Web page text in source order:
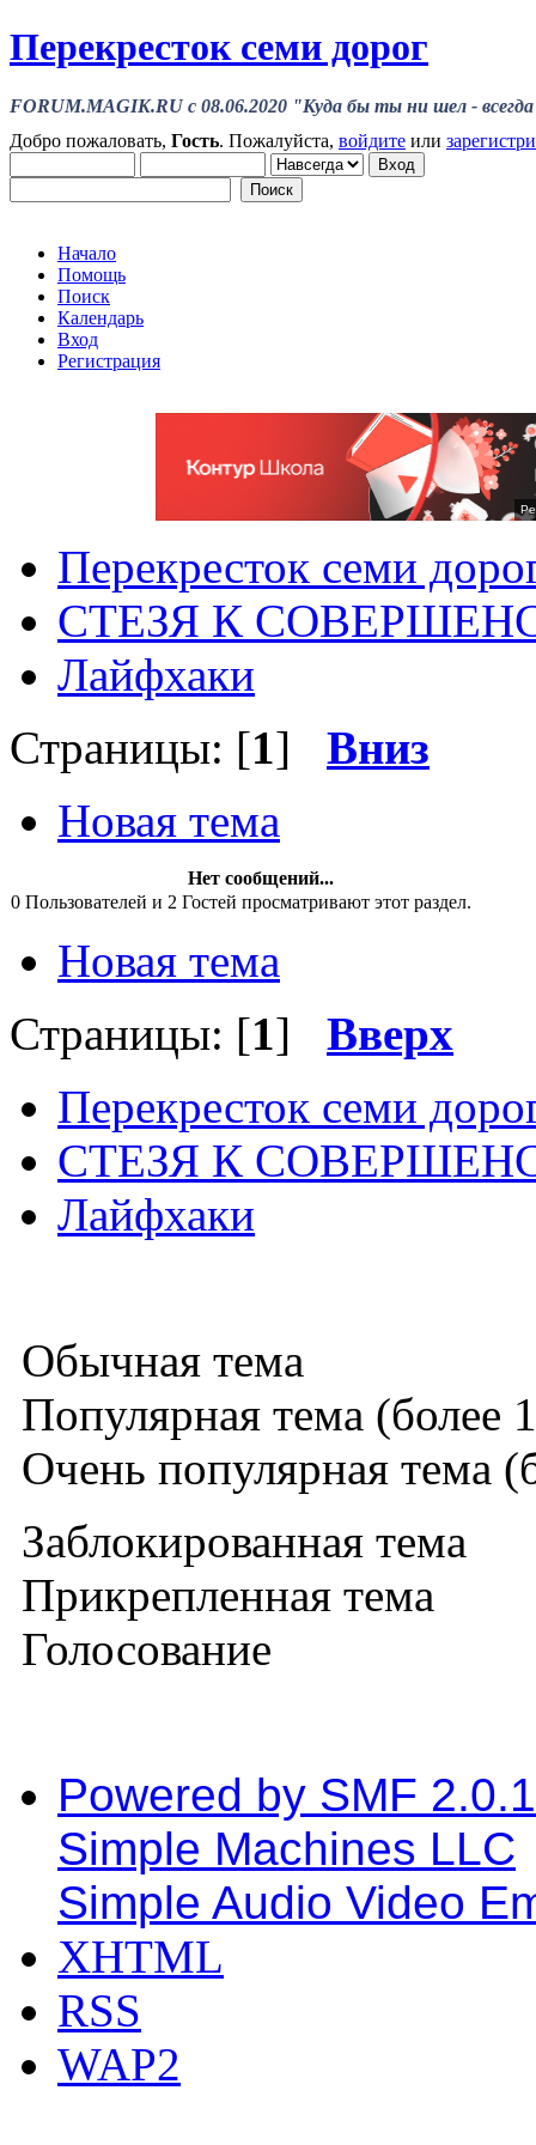
Перекресток семи дорог
FORUM.MAGIK.RU c 08.06.2020 "Куда бы ты ни шел - всегда
Добро пожаловать, Гость. Пожалуйста, войдите или
Начало
Помощь
Поиск
Календарь
Вход
Регистрация
Перекресток семи
СТЕЗЯ К
Лайфхаки
Страницы: [1] Вниз
Новая тема
Нет сообщений...
0 Пользователей и 2 Гостей просматривают этот раздел.
Новая тема
Страницы: [1] Вверх
Перекресток семи
СТЕЗЯ К
Лайфхаки
Обычная тема
Популярная тема (более
Очень популярная тема
Заблокированная тема
Прикрепленная тема
Голосование
Powered by SMF
Simple Machines LLC
Simple Audio Video
XHTML
RSS
WAP2